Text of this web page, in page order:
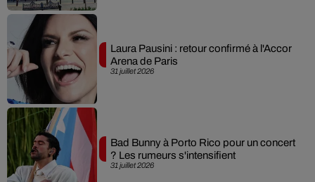
31 juillet 2026
Laura Pausini : retour confirmé à l'Accor
Arena de Paris
31 juillet 2026
Bad Bunny à Porto Rico pour un concert
? Les rumeurs s'intensifient